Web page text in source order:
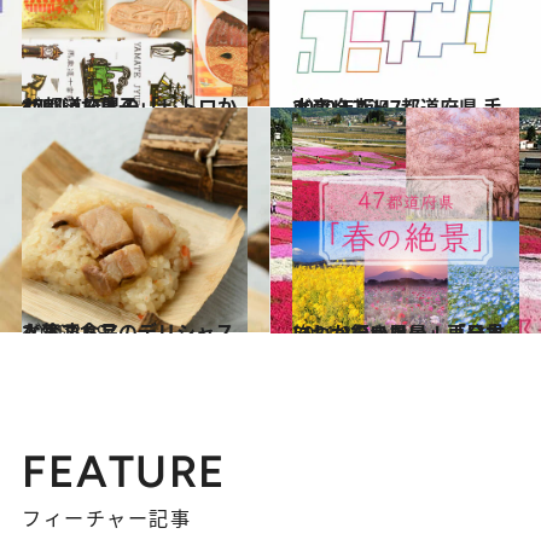
2021.4.7
47都道府県の「レトロかわいいお菓子」
グルメ 2020.12.25
2020年版 47都道府県 手土産リスト
グルメ
2021.3.19
人気ストアのデリシャスな冷凍食品
グルメ 2021.3.5
いつか行きたい！「日本にしかない風景」再発見
旅＆お出かけ
FEATURE
フィーチャー記事